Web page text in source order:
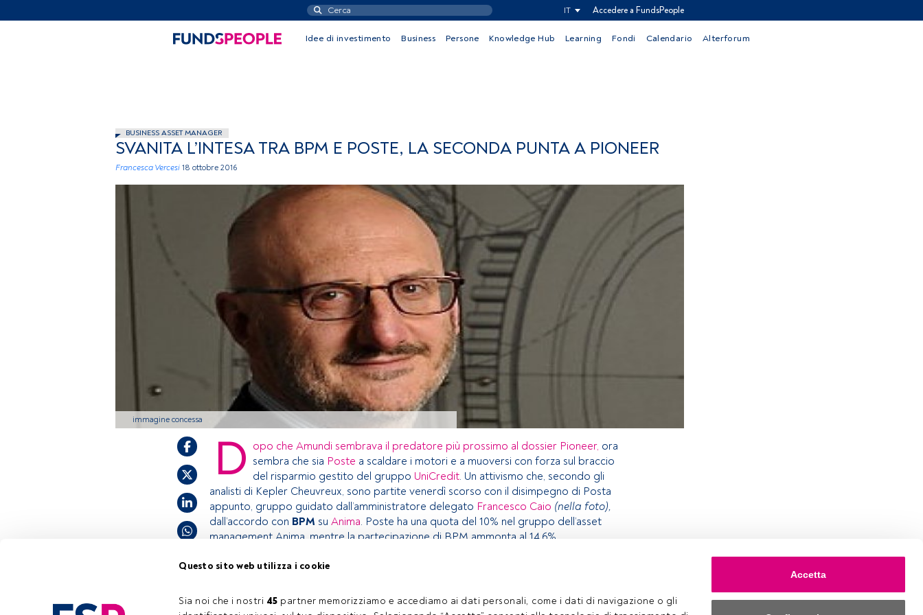
Questo sito web utilizza i cookie
Sia noi che i nostri 45 partner memorizziamo e accediamo ai dati personali, come i dati di navigazione o gli
Accetta
IT Accedere a FundsPeople
Idee di investimento Business Persone Knowledge Hub Learning Fondi Calendario Alterforum
BUSINESS ASSET MANAGER
SVANITA L’INTESA TRA BPM E POSTE, LA SECONDA PUNTA A PIONEER
Francesca Vercesi 18 ottobre 2016
immagine concessa
Tempo di lettura: 0 s.
D opo che Amundi sembrava il predatore più prossimo al dossier Pioneer, ora
sembra che sia Poste a scaldare i motori e a muoversi con forza sul braccio
del risparmio gestito del gruppo UniCredit. Un attivismo che, secondo gli
analisti di Kepler Cheuvreux, sono partite venerdì scorso con il disimpegno di Posta
appunto, gruppo guidato dall’amministratore delegato Francesco Caio (nella foto),
dall’accordo con BPM su Anima. Poste ha una quota del 10% nel gruppo dell’asset
management Anima, mentre la partecipazione di BPM ammonta al 14,6%.
accedi tramite il pulsante Login. Se non hai ancora un account, ti invitiamo a